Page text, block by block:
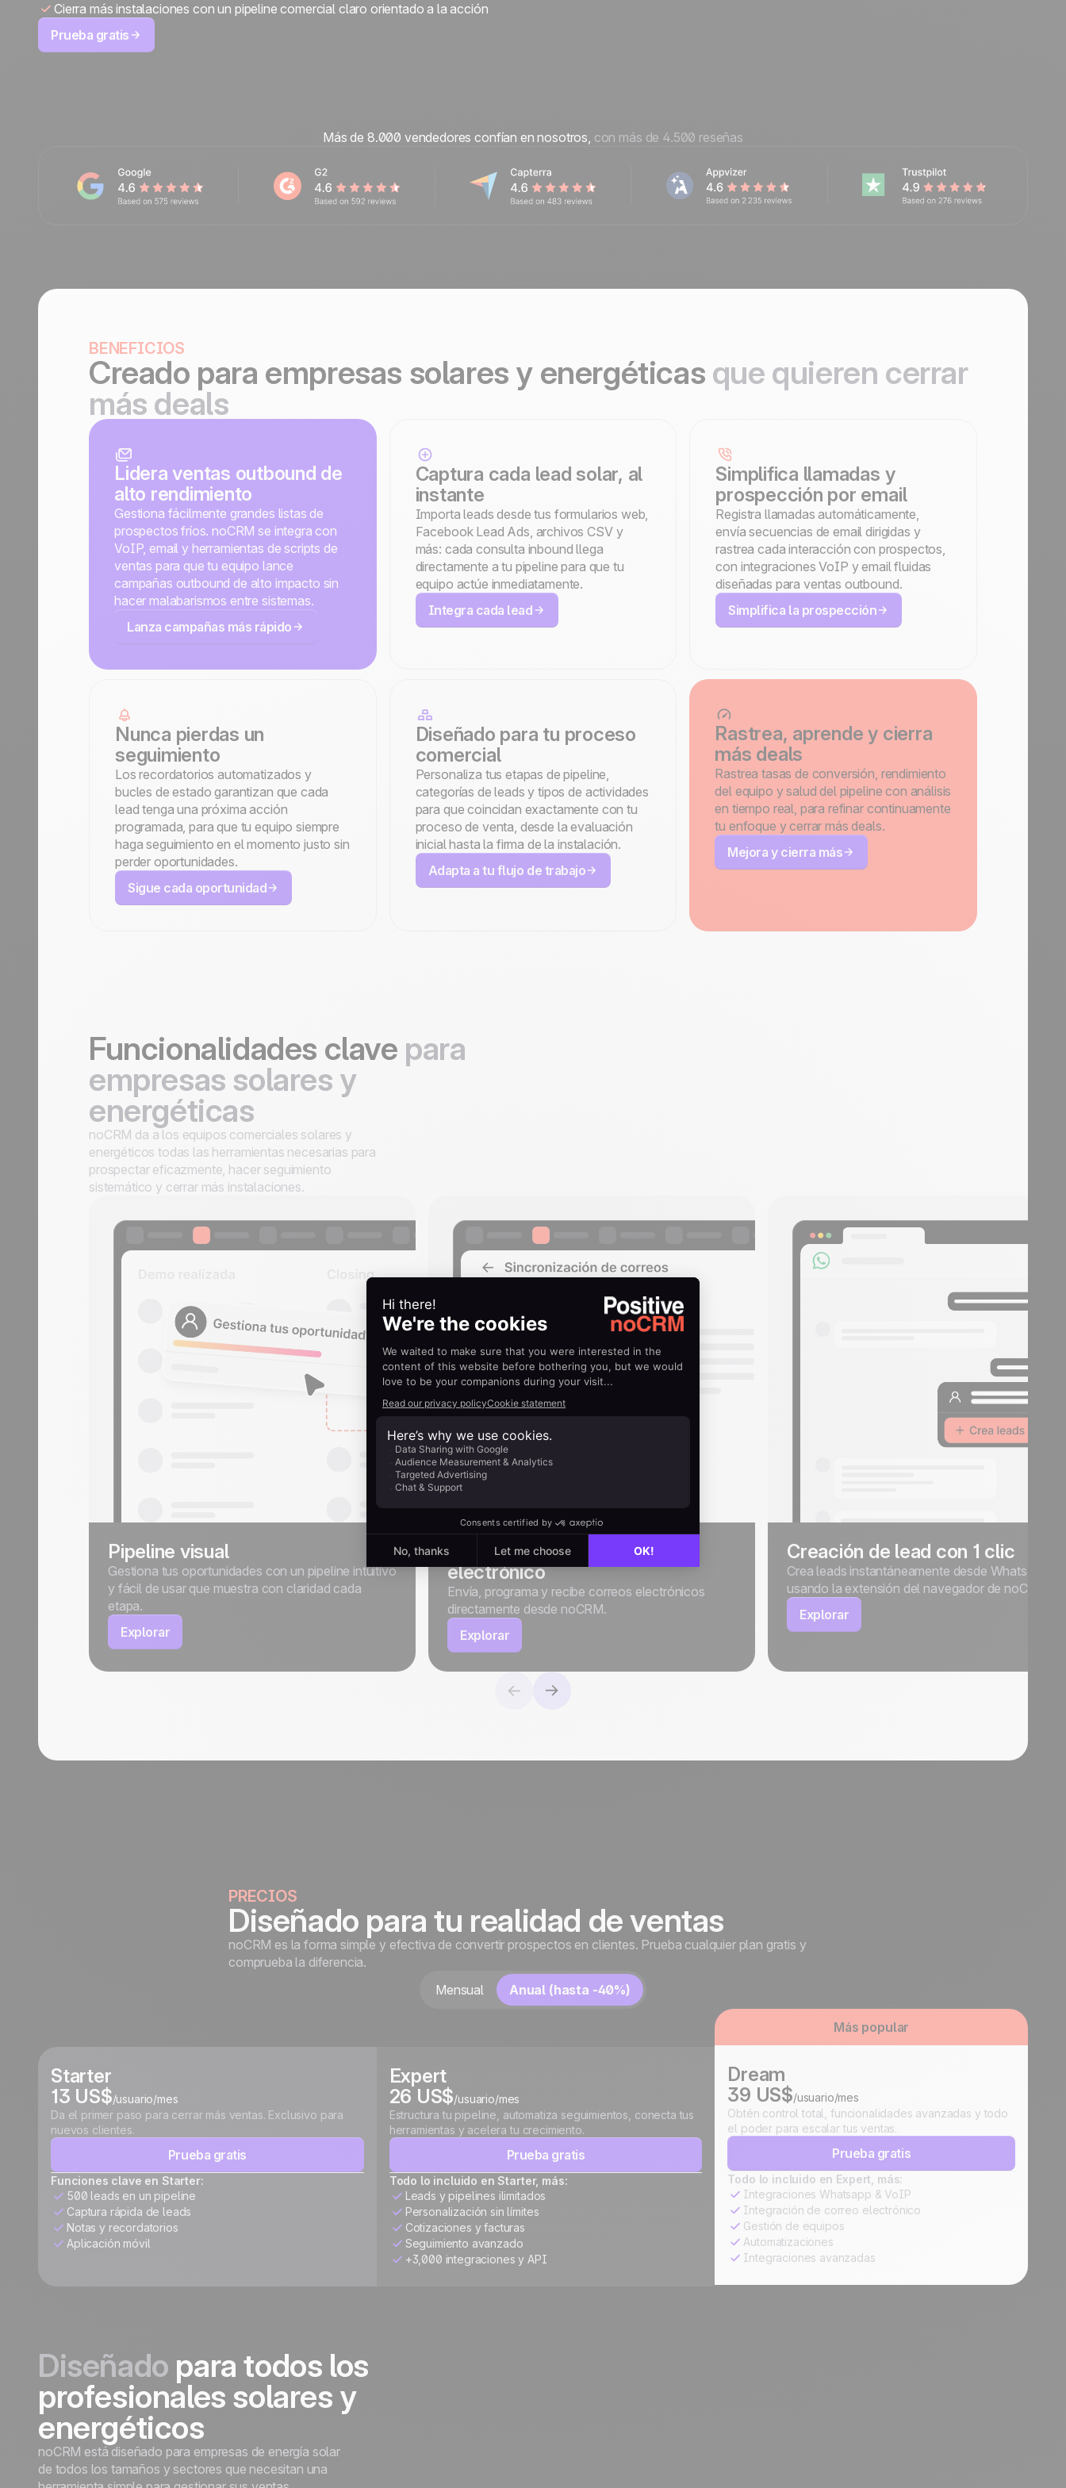
Hazte partner
Cierra más instalaciones con un pipeline comercial claro orientado a la acción
Prueba gratis
Más de 8.000 vendedores confían en nosotros, con más de 4.500 reseñas
BENEFICIOS
Creado para empresas solares y energéticas que quieren cerrar
más deals
Lidera ventas outbound de
alto rendimiento
Gestiona fácilmente grandes listas de
prospectos fríos. noCRM se integra con
VoIP, email y herramientas de scripts de
ventas para que tu equipo lance
campañas outbound de alto impacto sin
hacer malabarismos entre sistemas.
Lanza campañas más rápido
Captura cada lead solar, al
instante
Importa leads desde tus formularios web,
Facebook Lead Ads, archivos CSV y
más: cada consulta inbound llega
directamente a tu pipeline para que tu
equipo actúe inmediatamente.
Integra cada lead
Simplifica llamadas y
prospección por email
Registra llamadas automáticamente,
envía secuencias de email dirigidas y
rastrea cada interacción con prospectos,
con integraciones VoIP y email fluidas
diseñadas para ventas outbound.
Simplifica la prospección
Nunca pierdas un
seguimiento
Los recordatorios automatizados y
bucles de estado garantizan que cada
lead tenga una próxima acción
programada, para que tu equipo siempre
haga seguimiento en el momento justo sin
perder oportunidades.
Sigue cada oportunidad
Diseñado para tu proceso
comercial
Personaliza tus etapas de pipeline,
categorías de leads y tipos de actividades
para que coincidan exactamente con tu
proceso de venta, desde la evaluación
inicial hasta la firma de la instalación.
Adapta a tu flujo de trabajo
Rastrea, aprende y cierra
más deals
Rastrea tasas de conversión, rendimiento
del equipo y salud del pipeline con análisis
en tiempo real, para refinar continuamente
tu enfoque y cerrar más deals.
Mejora y cierra más
Funcionalidades clave para
empresas solares y
energéticas
noCRM da a los equipos comerciales solares y
energéticos todas las herramientas necesarias para
prospectar eficazmente, hacer seguimiento
sistemático y cerrar más instalaciones.
Pipeline visual
Gestiona tus oportunidades con un pipeline intuitivo
y fácil de usar que muestra con claridad cada
etapa.
Explorar
Sincronización de correo
electrónico
Envía, programa y recibe correos electrónicos
directamente desde noCRM.
Explorar
Creación de lead con 1 clic
Crea leads instantáneamente desde WhatsApp
usando la extensión del navegador de noCRM.
Explorar
PRECIOS
Diseñado para tu realidad de ventas
noCRM es la forma simple y efectiva de convertir prospectos en clientes. Prueba cualquier plan gratis y
comprueba la diferencia.
Mensual
Anual (hasta -40%)
Starter
13 US$/usuario/mes
Da el primer paso para cerrar más ventas. Exclusivo para
nuevos clientes.
Prueba gratis
Funciones clave en Starter:
500 leads en un pipeline
Captura rápida de leads
Notas y recordatorios
Aplicación móvil
Expert
26 US$/usuario/mes
Estructura tu pipeline, automatiza seguimientos, conecta tus
herramientas y acelera tu crecimiento.
Prueba gratis
Todo lo incluido en Starter, más:
Leads y pipelines ilimitados
Personalización sin límites
Cotizaciones y facturas
Seguimiento avanzado
+3,000 integraciones y API
Más popular
Dream
39 US$/usuario/mes
Obtén control total, funcionalidades avanzadas y todo
el poder para escalar tus ventas.
Prueba gratis
Todo lo incluido en Expert, más:
Integraciones Whatsapp & VoIP
Integración de correo electrónico
Gestión de equipos
Automatizaciones
Integraciones avanzadas
Diseñado para todos los
profesionales solares y
energéticos
noCRM está diseñado para empresas de energía solar
de todos los tamaños y sectores que necesitan una